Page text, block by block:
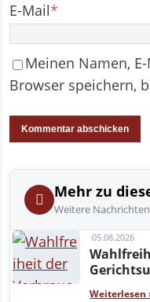
E-Mail*
Meinen Namen,
Browser speichern,
Mehr zu
Weitere
05.08.2026
Weiterlesen